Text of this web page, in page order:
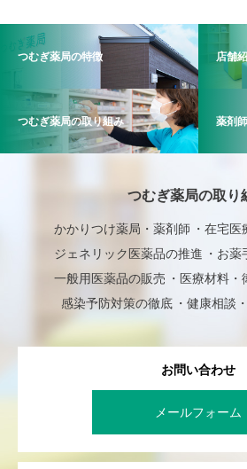
つむぎ薬局の特徴 店舗
つむぎ薬局の取り組み 薬剤
つむぎ薬局の取り
かかりつけ薬局・薬剤師
在宅医
ジェネリック医薬品の推進
お薬
一般用医薬品の販売
医療材料・
感染予防対策の徹底
健康相談
お問い合わせ
メールフォーム